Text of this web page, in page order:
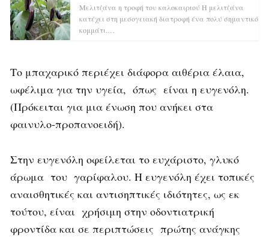
Μελιτζάνα η τροφή του καλοκαιριού H μελιτζάνα
κατέχει στη μεσογειακή διατροφή ένα πολύ σημαντικό
κομμάτι.…
Το μπαχαρικό περιέχει διάφορα αιθέρια έλαια,
ωφέλιμα για την υγεία, όπως είναι η ευγενόλη.
(Πρόκειται για μια ένωση που ανήκει στα
φαινυλο-προπανοειδή).
Στην ευγενόλη οφείλεται το ευχάριστο, γλυκό
άρωμα του γαρίφαλου. Η ευγενόλη έχει τοπικές
αναισθητικές και αντισηπτικές ιδιότητες, ως εκ
τούτου, είναι χρήσιμη στην οδοντιατρική
φροντίδα και σε περιπτώσεις πρώτης ανάγκης